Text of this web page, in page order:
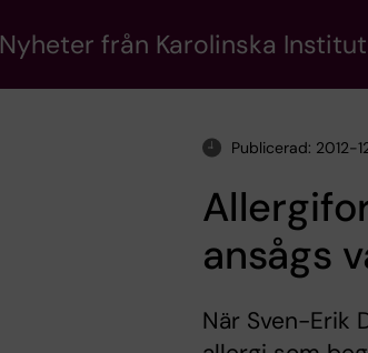
Nyheter från Karolinska
Publicerad: 2012-
ansågs
När Sven-Erik